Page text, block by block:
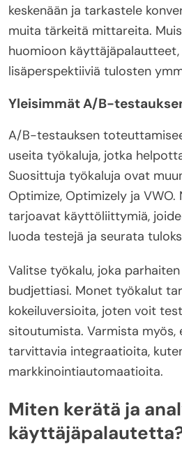
keskenään ja tarkastele
muita tärkeitä mittareita.
huomioon
lisäperspektiiviä tulosten
Yleisimmät A/B-
A/B-testauksen
useita työkaluja, jotka
Suosittuja työkaluja ovat
Optimize, Optimizely ja
tarjoavat käyttöliittymiä,
luoda testejä ja seurata
Valitse työkalu, joka
budjettiasi. Monet työkalut
kokeiluversioita, joten voit
sitoutumista. Varmista myös,
tarvittavia integraatioita,
markkinointiautomaatioita.
Miten kerätä ja